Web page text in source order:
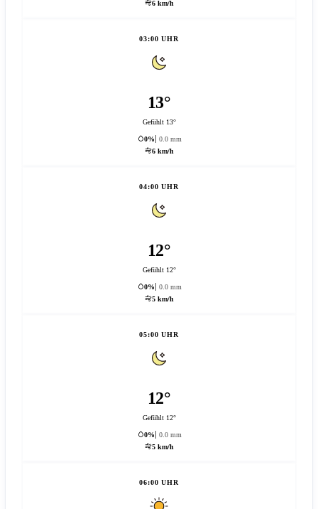
6 km/h
03:00 UHR
13°
Gefühlt 13°
0%
0.0 mm
6 km/h
04:00 UHR
12°
Gefühlt 12°
0%
0.0 mm
5 km/h
05:00 UHR
12°
Gefühlt 12°
0%
0.0 mm
5 km/h
06:00 UHR